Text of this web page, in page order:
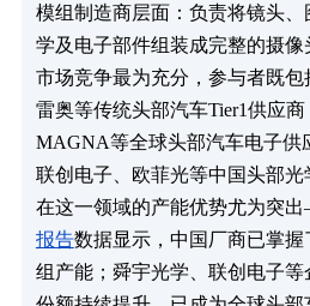
模组制造商层面：负责将镜头、
学及电子部件组装成完整的摄
市场竞争最为充分，参与者既
雷奥等传统头部汽车Tier1供应商
MAGNA等全球头部汽车电子供
联创电子、欧菲光等中国头部
在这一领域的产能优势尤为突
报告数据显示，中国厂商已掌握
组产能；舜宇光学、联创电子